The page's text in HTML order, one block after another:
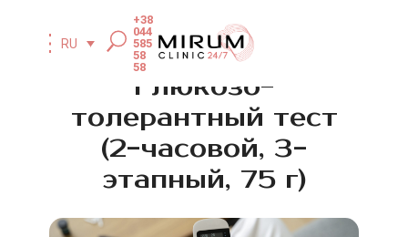
RU
+38
044
585
58
58
Глюкозо-
толерантный тест
(2-часовой, 3-
этапный, 75 г)